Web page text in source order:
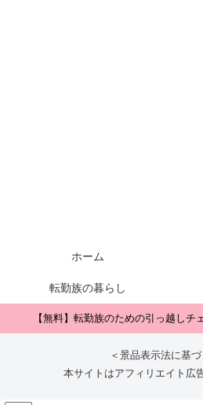
ホーム
転勤族の暮らし
【無料】転勤族のための引っ越しチ
＜景品表示法に基
本サイトはアフィリエイト広